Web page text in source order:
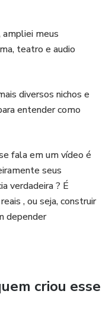
meus
teatro e audio
diversos nichos e
entender como
fala em um vídeo é
seus
verdadeira ? É
, ou seja, construir
depender
criou esse